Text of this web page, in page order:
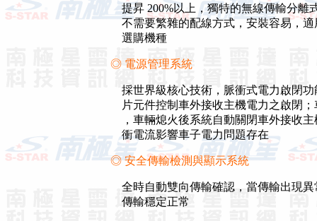
提昇 200%以上，獨特的無線傳輸分離
不需要繁雜的配線方式，安裝容易，
選購機種
◎ 電源管理系統
採世界級核心技術，脈衝式電力啟閉
片元件控制車外接收主機電力之啟閉
，車輛熄火後系統自動關閉車外接收
衝電流影響車子電力問題存在
◎ 安全傳輸檢測與顯示系統
全時自動雙向傳輸確認，當傳輸出現
傳輸穩定正常